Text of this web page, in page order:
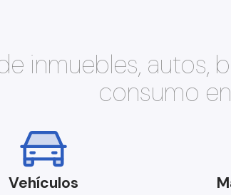
inmuebles, autos,
consumo
Vehículos